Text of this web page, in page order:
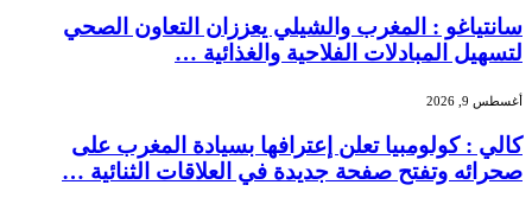
سانتياغو : المغرب والشيلي يعززان التعاون الصحي
لتسهيل المبادلات الفلاحية والغذائية …
أغسطس 9, 2026
كالي : كولومبيا تعلن إعترافها بسيادة المغرب على
صحرائه وتفتح صفحة جديدة في العلاقات الثنائية …